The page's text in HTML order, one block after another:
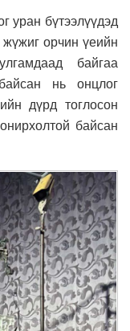
бүтээлүүдэд
жүжиг орчин үеийн
байгаа
нь онцлог
дүрд тоглосон
байсан